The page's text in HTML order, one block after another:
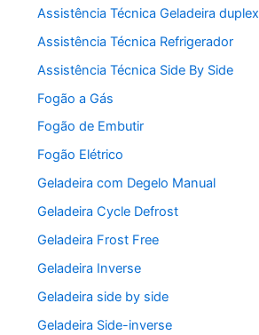
Assistência Técnica Geladeira duplex
Assistência Técnica Refrigerador
Assistência Técnica Side By Side
Fogão a Gás
Fogão de Embutir
Fogão Elétrico
Geladeira com Degelo Manual
Geladeira Cycle Defrost
Geladeira Frost Free
Geladeira Inverse
Geladeira side by side
Geladeira Side-inverse